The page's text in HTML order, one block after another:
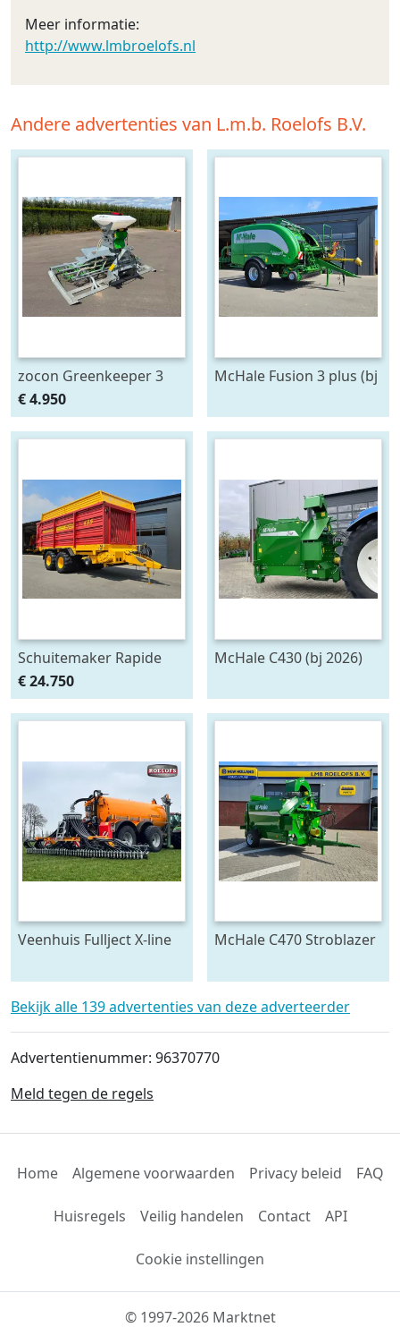
Meer informatie:
http://www.lmbroelofs.nl
Andere advertenties van L.m.b. Roelofs B.V.
zocon Greenkeeper 3
mtr met Z150 PROF
zaaimachine
€ 4.950
McHale Fusion 3 plus (bj
Schuitemaker Rapide
135
opraapwagen/silagewagen
(bj 2012)
€ 24.750
McHale C430 (bj 2026)
Veenhuis Fullject X-line
McHale C470 Stroblazer
Bekijk alle 139 advertenties van deze adverteerder
Advertentienummer: 96370770
Meld tegen de regels
Home Algemene voorwaarden Privacy beleid FAQ
Huisregels Veilig handelen Contact API
Cookie instellingen
© 1997-2026 Marktnet